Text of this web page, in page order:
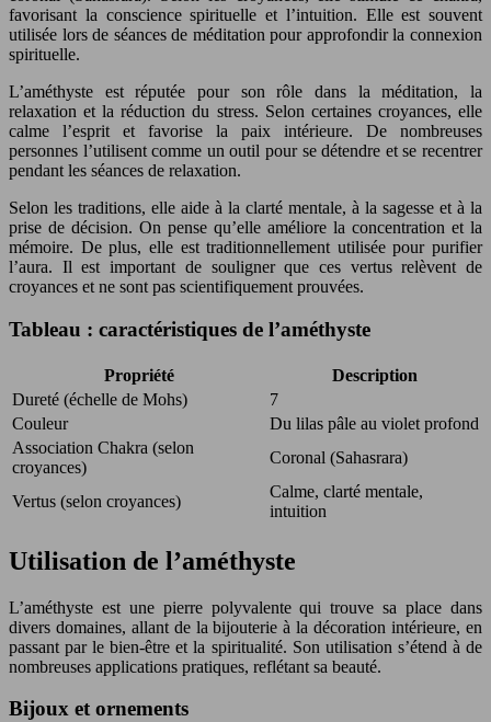
favorisant la conscience spirituelle et l’intuition. Elle est souvent
utilisée lors de séances de méditation pour approfondir la connexion
spirituelle.
L’améthyste est réputée pour son rôle dans la méditation, la
relaxation et la réduction du stress. Selon certaines croyances, elle
calme l’esprit et favorise la paix intérieure. De nombreuses
personnes l’utilisent comme un outil pour se détendre et se recentrer
pendant les séances de relaxation.
Selon les traditions, elle aide à la clarté mentale, à la sagesse et à la
prise de décision. On pense qu’elle améliore la concentration et la
mémoire. De plus, elle est traditionnellement utilisée pour purifier
l’aura. Il est important de souligner que ces vertus relèvent de
croyances et ne sont pas scientifiquement prouvées.
Tableau : caractéristiques de l’améthyste
Propriété
Description
Dureté (échelle de Mohs)
7
Couleur
Du lilas pâle au violet profond
Association Chakra (selon
croyances)
Coronal (Sahasrara)
Vertus (selon croyances)
Calme, clarté mentale,
intuition
Utilisation de l’améthyste
L’améthyste est une pierre polyvalente qui trouve sa place dans
divers domaines, allant de la bijouterie à la décoration intérieure, en
passant par le bien-être et la spiritualité. Son utilisation s’étend à de
nombreuses applications pratiques, reflétant sa beauté.
Bijoux et ornements